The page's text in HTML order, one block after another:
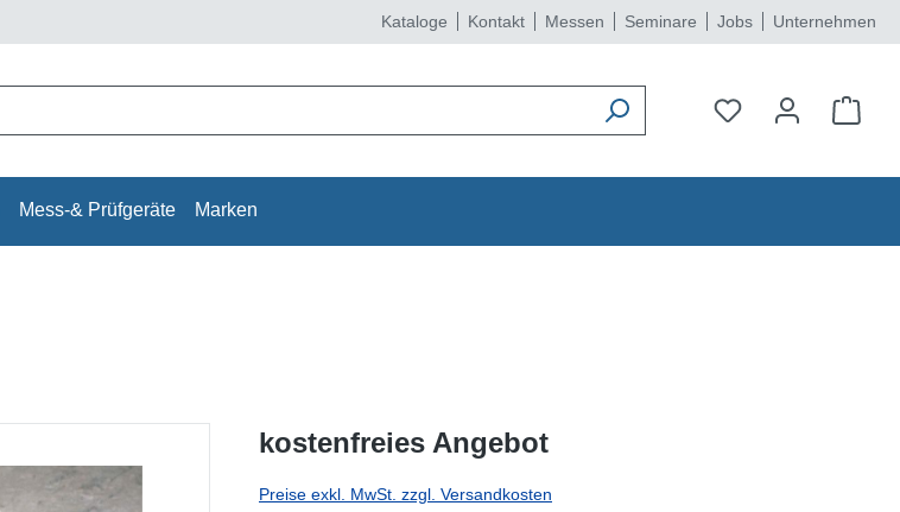
Kataloge Kontakt Messen Seminare Jobs Unternehmen
Mess-& Prüfgeräte Marken
kostenfreies Angebot
Preise exkl. MwSt. zzgl. Versandkosten